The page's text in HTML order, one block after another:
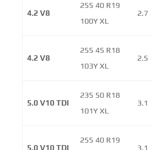
4.2 V8
255 40 R19
100Y XL
2.7
4.2 V8
255 45 R18
103Y XL
2.5
5.0 V10 TDI
235 50 R18
101Y XL
3.1
5.0 V10 TDI
255 40 R19
3.1